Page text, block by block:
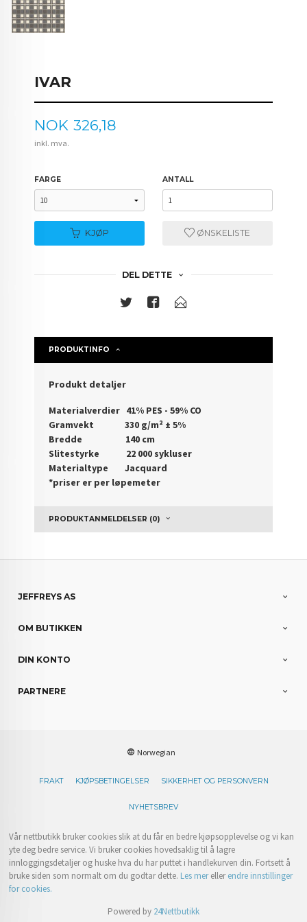
IVAR
Pris
NOK 326,18
inkl. mva.
FARGE ANTALL
KJØP ØNSKELISTE
DEL DETTE
PRODUKTINFO
Produkt detaljer
Materialverdier 41% PES - 59% CO
Gramvekt 330 g/m² ± 5%
Bredde 140 cm
Slitestyrke 22 000 sykluser
Materialtype Jacquard
*priser er per løpemeter
PRODUKTANMELDELSER (0)
JEFFREYS AS
OM BUTIKKEN
DIN KONTO
PARTNERE
Norwegian
FRAKT KJØPSBETINGELSER SIKKERHET OG PERSONVERN
NYHETSBREV
Vår nettbutikk bruker cookies slik at du får en bedre kjøpsopplevelse og vi kan
yte deg bedre service. Vi bruker cookies hovedsaklig til å lagre
innloggingsdetaljer og huske hva du har puttet i handlekurven din. Fortsett å
bruke siden som normalt om du godtar dette. Les merellerendre innstillinger
for cookies.
Powered by 24Nettbutikk